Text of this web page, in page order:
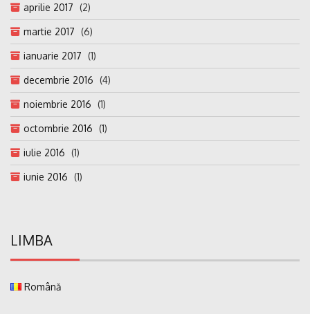
aprilie 2017 (2)
martie 2017 (6)
ianuarie 2017 (1)
decembrie 2016 (4)
noiembrie 2016 (1)
octombrie 2016 (1)
iulie 2016 (1)
iunie 2016 (1)
LIMBA
Română